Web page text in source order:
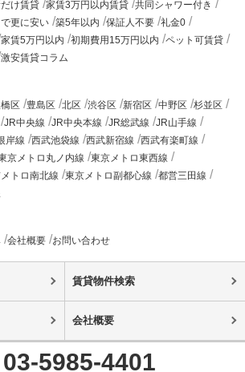
け賃貸 家賃3万円以内賃貸
共同シャワー付き
更に安い 築5年以内 保証人不要
礼金0
家賃5万円以内 初期費用15万円以内
ペット可賃貸
激安賃貸コラム
区 豊島区 北区 渋谷区 新宿区 中野区
杉並区
JR中央線 JR中央本線 JR総武線
JR山手線
岸線 西武池袋線 西武新宿線
西武有楽町線
京メトロ丸ノ内線
東京メトロ東西線
トロ南北線 東京メトロ副都心線
都営三田線
会社概要 お問い合わせ
賃貸物件検索
会社概要
03-5985-4401